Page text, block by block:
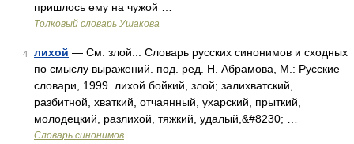
пришлось ему на чужой …
Толковый словарь Ушакова
4 лихой — См. злой... Словарь русских синонимов и сходных
по смыслу выражений. под. ред. Н. Абрамова, М.: Русские
словари, 1999. лихой бойкий, злой; залихватский,
разбитной, хваткий, отчаянный, ухарский, прыткий,
молодецкий, разлихой, тяжкий, удалый,&#8230; …
Словарь синонимов